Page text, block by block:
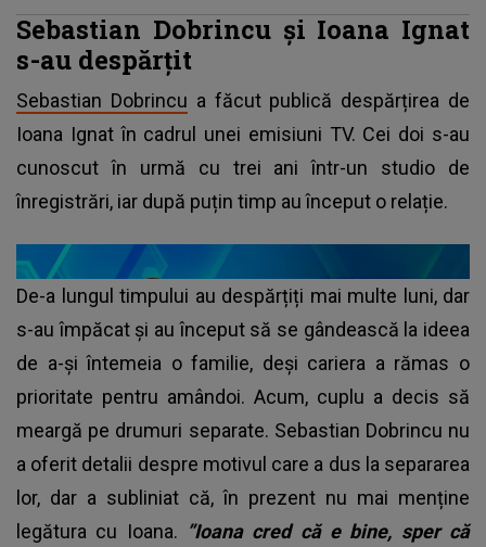
Sebastian Dobrincu și Ioana Ignat
s-au despărțit
Sebastian Dobrincu a făcut publică despărțirea de
Ioana Ignat în cadrul unei emisiuni TV. Cei doi s-au
cunoscut în urmă cu trei ani într-un studio de
înregistrări, iar după puțin timp au început o relație.
De-a lungul timpului au despărțiți mai multe luni, dar
s-au împăcat și au început să se gândească la ideea
de a-și întemeia o familie, deși cariera a rămas o
prioritate pentru amândoi. Acum, cuplu a decis să
meargă pe drumuri separate. Sebastian Dobrincu nu
a oferit detalii despre motivul care a dus la separarea
lor, dar a subliniat că, în prezent nu mai menține
legătura cu Ioana. ”Ioana cred că e bine, sper că